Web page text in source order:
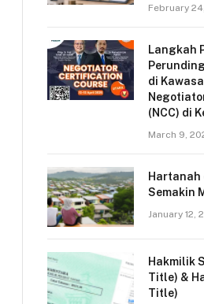
February
Langkah
di
(NCC) di
March 9,
Hartanah
Semakin
January 12,
Hakmilik
Title) &
Title)